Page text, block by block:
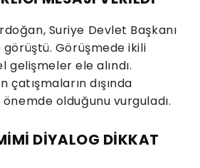
Suriye Devlet Başkanı
Görüşmede ikili
gelişmeler ele alındı.
çatışmaların dışında
önemde olduğunu vurguladı.
DİYALOG DİKKAT